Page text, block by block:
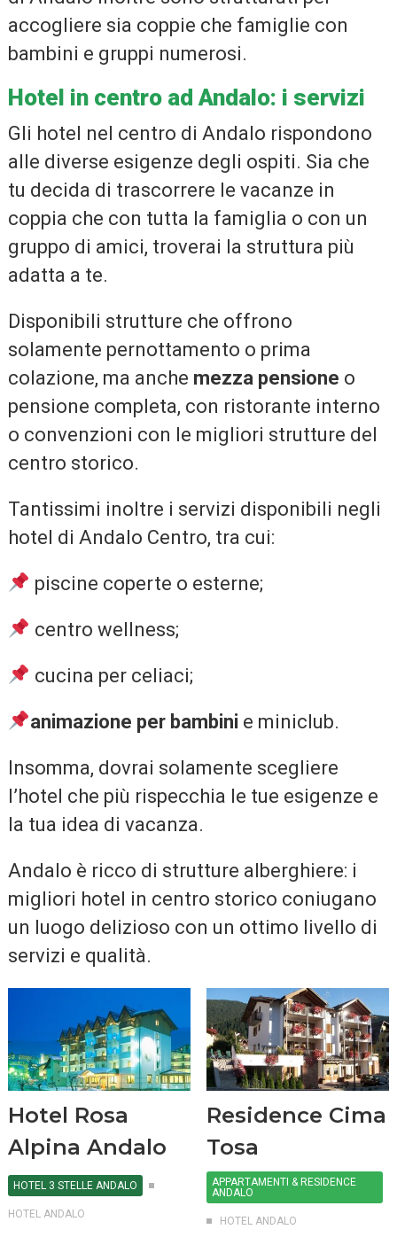
accogliere sia coppie che famiglie con
bambini e gruppi numerosi.
Hotel in centro ad Andalo: i servizi
Gli hotel nel centro di Andalo rispondono
alle diverse esigenze degli ospiti. Sia che
tu decida di trascorrere le vacanze in
coppia che con tutta la famiglia o con un
gruppo di amici, troverai la struttura più
adatta a te.
Disponibili strutture che offrono
solamente pernottamento o prima
colazione, ma anche mezza pensione o
pensione completa, con ristorante interno
o convenzioni con le migliori strutture del
centro storico.
Tantissimi inoltre i servizi disponibili negli
hotel di Andalo Centro, tra cui:
piscine coperte o esterne;
centro wellness;
cucina per celiaci;
animazione per bambini e miniclub.
Insomma, dovrai solamente scegliere
l’hotel che più rispecchia le tue esigenze e
la tua idea di vacanza.
Andalo è ricco di strutture alberghiere: i
migliori hotel in centro storico coniugano
un luogo delizioso con un ottimo livello di
servizi e qualità.
Hotel Rosa
Alpina Andalo
HOTEL 3 STELLE ANDALO
HOTEL ANDALO
Residence Cima
Tosa
APPARTAMENTI & RESIDENCE
ANDALO
HOTEL ANDALO